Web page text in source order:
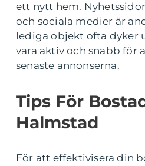
ett nytt hem.
och sociala medier är
lediga objekt ofta dyker
vara aktiv och snabb för
senaste annonserna.
Tips För
Halmstad
För att effektivisera din